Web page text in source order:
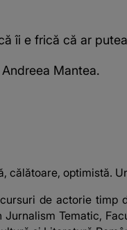
îi e frică că ar
Mantea.
călătoare, optimistă.
de actorie timp
Jurnalism Tematic,